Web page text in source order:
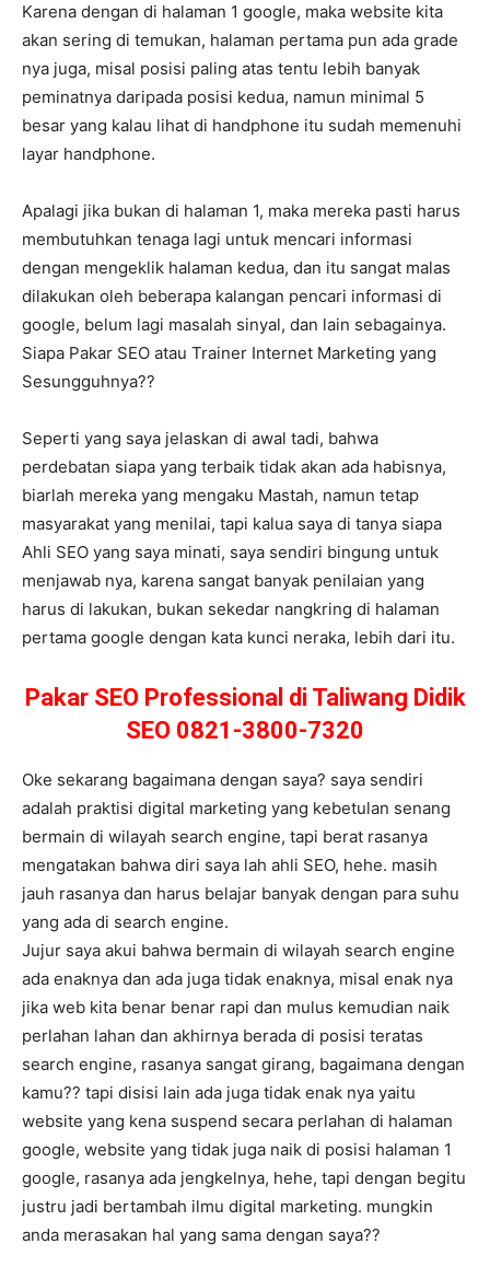
Karena dengan di halaman 1 google, maka website kita
akan sering di temukan, halaman pertama pun ada grade
nya juga, misal posisi paling atas tentu lebih banyak
peminatnya daripada posisi kedua, namun minimal 5
besar yang kalau lihat di handphone itu sudah memenuhi
layar handphone.
Apalagi jika bukan di halaman 1, maka mereka pasti harus
membutuhkan tenaga lagi untuk mencari informasi
dengan mengeklik halaman kedua, dan itu sangat malas
dilakukan oleh beberapa kalangan pencari informasi di
google, belum lagi masalah sinyal, dan lain sebagainya.
Siapa Pakar SEO atau Trainer Internet Marketing yang
Sesungguhnya??
Seperti yang saya jelaskan di awal tadi, bahwa
perdebatan siapa yang terbaik tidak akan ada habisnya,
biarlah mereka yang mengaku Mastah, namun tetap
masyarakat yang menilai, tapi kalua saya di tanya siapa
Ahli SEO yang saya minati, saya sendiri bingung untuk
menjawab nya, karena sangat banyak penilaian yang
harus di lakukan, bukan sekedar nangkring di halaman
pertama google dengan kata kunci neraka, lebih dari itu.
Pakar SEO Professional di Taliwang Didik
SEO 0821-3800-7320
Oke sekarang bagaimana dengan saya? saya sendiri
adalah praktisi digital marketing yang kebetulan senang
bermain di wilayah search engine, tapi berat rasanya
mengatakan bahwa diri saya lah ahli SEO, hehe. masih
jauh rasanya dan harus belajar banyak dengan para suhu
yang ada di search engine.
Jujur saya akui bahwa bermain di wilayah search engine
ada enaknya dan ada juga tidak enaknya, misal enak nya
jika web kita benar benar rapi dan mulus kemudian naik
perlahan lahan dan akhirnya berada di posisi teratas
search engine, rasanya sangat girang, bagaimana dengan
kamu?? tapi disisi lain ada juga tidak enak nya yaitu
website yang kena suspend secara perlahan di halaman
google, website yang tidak juga naik di posisi halaman 1
google, rasanya ada jengkelnya, hehe, tapi dengan begitu
justru jadi bertambah ilmu digital marketing. mungkin
anda merasakan hal yang sama dengan saya??